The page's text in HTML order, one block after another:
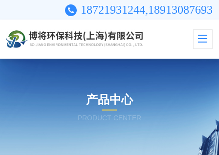
18721931244,18913087693
产品中心
PRODUCT CENTER